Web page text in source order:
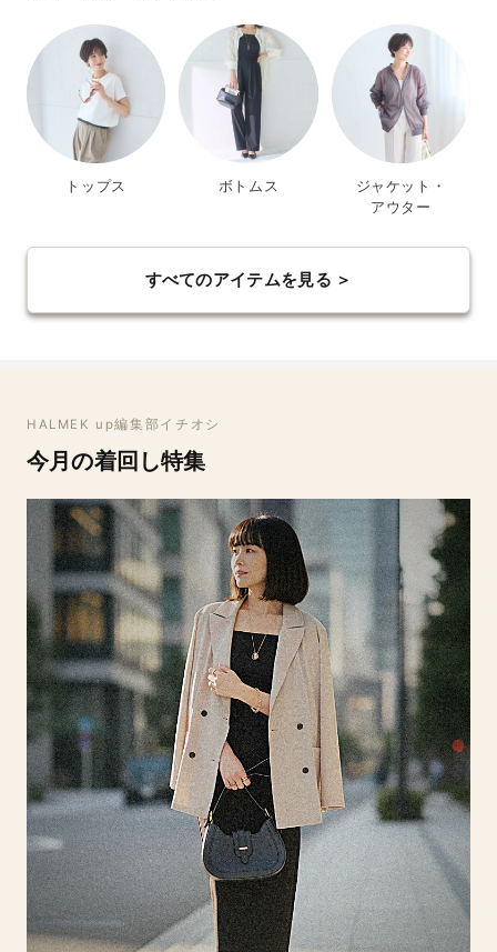
トップス ボトムス
ジャケット・
アウター
すべてのアイテムを見る ＞
HALMEK up編集部イチオシ
今月の着回し特集